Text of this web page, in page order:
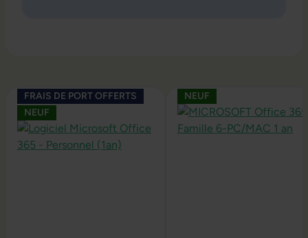
Ignorer la galerie de produits
FRAIS DE PORT OFFERTS
NEUF
NEUF